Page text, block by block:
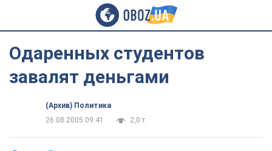
Одаренных студентов
завалят деньгами
(Архив) Политика
26.08.2005 09:41
2,0 т.